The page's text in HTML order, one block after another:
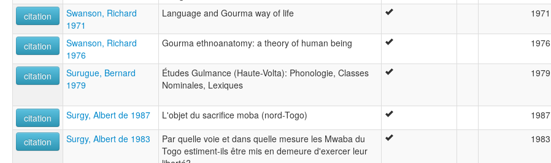
citation
Swanson, Richard
1971
Language and Gourma way of life 1971
citation
Swanson, Richard
1976
Gourma ethnoanatomy: a theory of human being 1976
citation
Surugue, Bernard
1979
Études Gulmance (Haute-Volta): Phonologie, Classes
Nominales, Lexiques
1979
citation
Surgy, Albert de 1987 L'objet du sacrifice moba (nord-Togo) 1987
citation Surgy, Albert de 1983
Par quelle voie et dans quelle mesure les Mwaba du
Togo estiment-ils être mis en demeure d'exercer leur
1983